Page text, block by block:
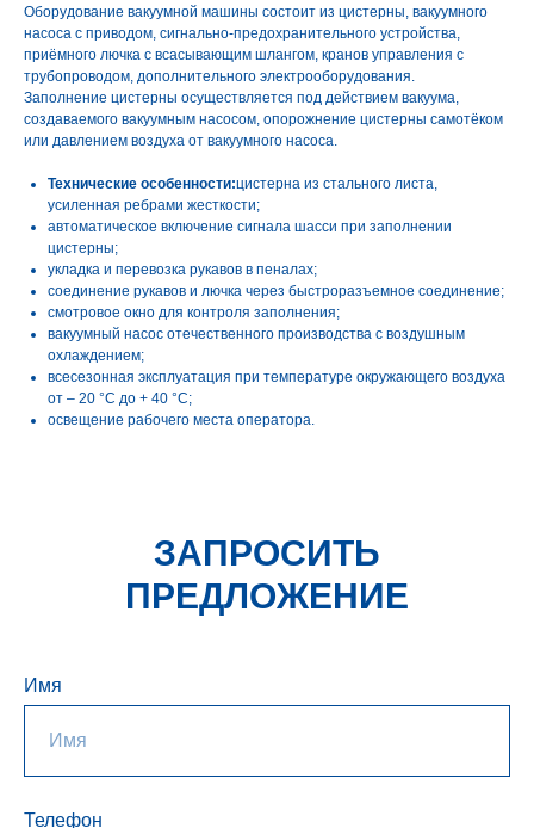
Оборудование вакуумной машины состоит из цистерны, вакуумного
насоса с приводом, сигнально-предохранительного устройства,
приёмного лючка с всасывающим шлангом, кранов управления с
трубопроводом, дополнительного электрооборудования.
Заполнение цистерны осуществляется под действием вакуума,
создаваемого вакуумным насосом, опорожнение цистерны самотёком
или давлением воздуха от вакуумного насоса.
Технические особенности:цистерна из стального листа,
усиленная ребрами жесткости;
автоматическое включение сигнала шасси при заполнении
цистерны;
укладка и перевозка рукавов в пеналах;
соединение рукавов и лючка через быстроразъемное соединение;
смотровое окно для контроля заполнения;
вакуумный насос отечественного производства с воздушным
охлаждением;
всесезонная эксплуатация при температуре окружающего воздуха
от – 20 °С до + 40 °С;
освещение рабочего места оператора.
ЗАПРОСИТЬ
ПРЕДЛОЖЕНИЕ
Имя
Телефон